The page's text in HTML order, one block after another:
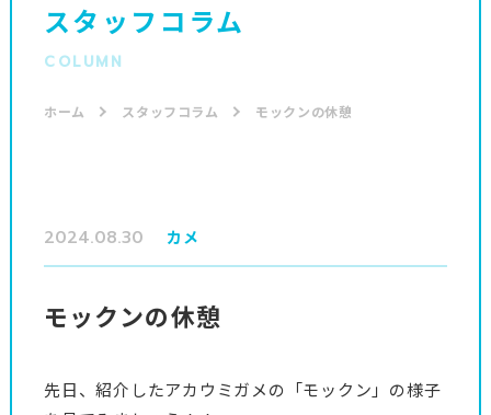
スタッフコラム
COLUMN
ホーム スタッフコラム モックンの休憩
2024.08.30 カメ
モックンの休憩
先日、紹介したアカウミガメの「モックン」の様子